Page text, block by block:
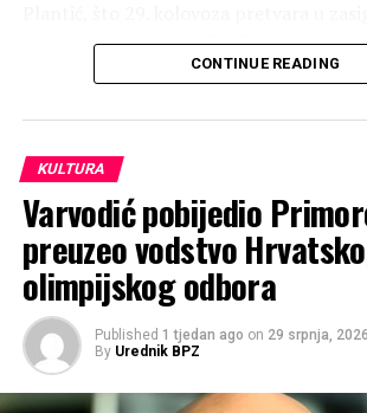
najvažnijih i najuzbudljivijih datuma u
CONTINUE READING
KULTURA
Varvodić pobijedio
preuzeo vodstvo
olimpijskog odbora
Published 1 tjedan ago on 29 srpnja, 2026
By Urednik BPZ